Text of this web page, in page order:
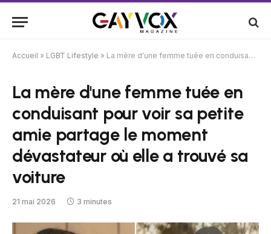
Accueil » LGBT Lifestyle » La mère d'une femme tuée en conduisant pour voir sa petite amie partage le moment dévastateur où elle a trouvé sa voiture
La mère d'une femme tuée en
conduisant pour voir sa petite
amie partage le moment
dévastateur où elle a trouvé sa
voiture
21 mai 2026 3 minutes